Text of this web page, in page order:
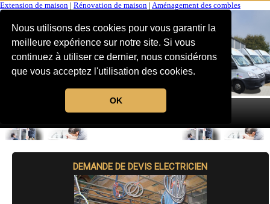
Nous utilisons des cookies pour vous garantir la
meilleure expérience sur notre site. Si vous
continuez à utiliser ce dernier, nous considérons
que vous acceptez l'utilisation des cookies.
OK
Extension de maison Rénovation de maison Aménagement des combles
MENU
DEMANDE DE DEVIS ELECTRICIEN